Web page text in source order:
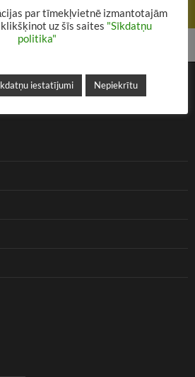
pasaulē ar “Alisi Brīnumzemē””
par tīmekļvietnē izmantotajām
uz šīs saites "Sīkdatņu
politika"
iestatījumi Nepiekrītu